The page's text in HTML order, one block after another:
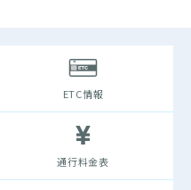
ETC情報
通行料金表